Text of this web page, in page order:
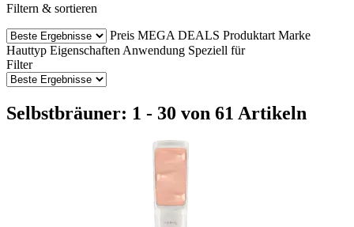
Filtern & sortieren
Preis MEGA DEALS Produktart Marke
Hauttyp Eigenschaften Anwendung Speziell für
Filter
Selbstbräuner: 1 - 30 von 61 Artikeln